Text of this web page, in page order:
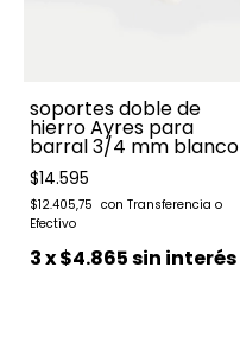
soportes doble de
hierro Ayres para
barral 3/4 mm blanco
$14.595
$12.405,75
3x$4.865sin interés